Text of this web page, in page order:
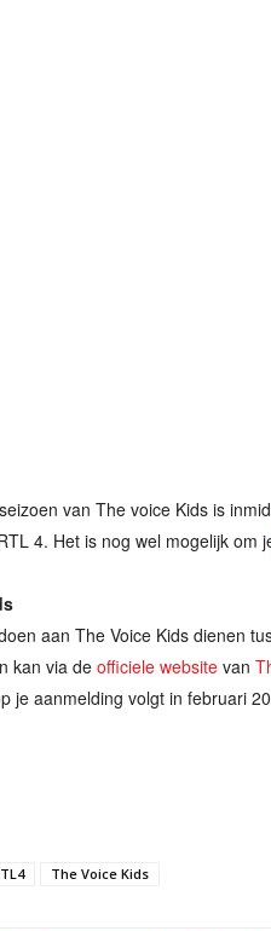
van The voice Kids is
4. Het is nog wel mogelijk om
aan The Voice Kids dienen
kan via de officiele website van
je aanmelding volgt in februari
The Voice Kids